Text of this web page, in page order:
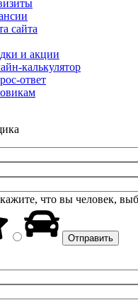
сайта
и акции
калькулятор
ответ
что вы человек,